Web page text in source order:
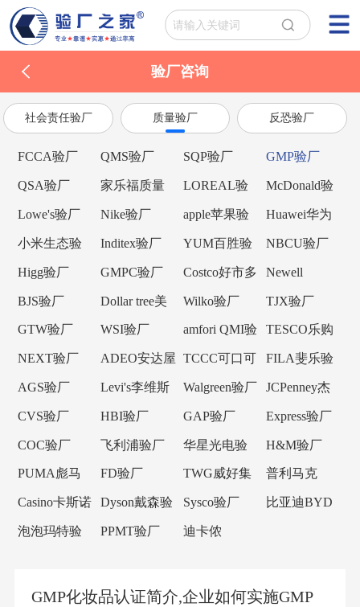
验厂咨询
社会责任验厂 质量验厂 反恐验厂
FCCA验厂 QMS验厂 SQP验厂 GMP验厂
QSA验厂
家乐福质量
验厂
LOREAL验
厂
McDonald验
厂
Lowe's验厂 Nike验厂
apple苹果验
厂
Huawei华为
验厂
小米生态验
厂
Inditex验厂
YUM百胜验
厂
NBCU验厂
Higg验厂 GMPC验厂
Costco好市多
验厂
Newell
Brands纽威验
厂
BJS验厂
Dollar tree美
元树验厂
Wilko验厂 TJX验厂
GTW验厂 WSI验厂
amfori QMI验
厂
TESCO乐购
验厂
NEXT验厂
ADEO安达屋
验厂
TCCC可口可
乐验厂
FILA斐乐验
厂
AGS验厂
Levi's李维斯
验厂
Walgreen验厂
JCPenney杰
西潘尼验厂
CVS验厂 HBI验厂 GAP验厂 Express验厂
COC验厂 飞利浦验厂
华星光电验
厂
H&M验厂
PUMA彪马
验厂
FD验厂
TWG威好集
团验厂
普利马克
Primark验厂
Casino卡斯诺
验厂
Dyson戴森验
厂
Sysco验厂
比亚迪BYD
泡泡玛特验
PPMT验厂
迪卡侬
GMP化妆品认证简介,企业如何实施GMP